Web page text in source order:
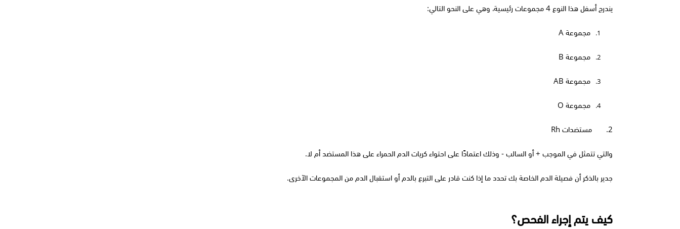
يندرج أسفل هذا النوع 4 مجموعات رئيسية، وهي على النحو التالي:
1. مجموعة A
2. مجموعة B
3. مجموعة AB
4. مجموعة O
2. مستضدات Rh
والتي تتمثل في الموجب + أو السالب - وذلك اعتمادًا على احتواء كريات الدم الحمراء على هذا المستضد أم لا.
جدير بالذكر أن فصيلة الدم الخاصة بك تحدد ما إذا كنت قادر على التبرع بالدم أو استقبال الدم من المجموعات الآخرى.
كيف يتم إجراء الفحص؟